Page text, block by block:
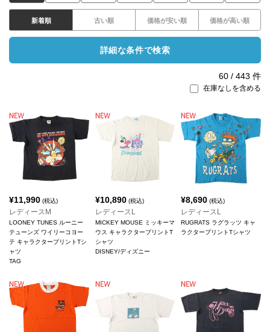
新着順 古い順 価格が安い順 価格が高い順
詳細な条件で検索
60 / 443 件
在庫なしを含める
¥11,990 (税込)
レディースM
LOONEY TUNES ルーニー
テューンズ ワイリーコヨー
テ キャラクタープリントTシ
ャツ
TAG
¥10,890(税込)
レディースL
MICKEY MOUSE ミッキーマ
ウス キャラクタープリントT
シャツ
DISNEY/ディズニー
¥8,690 (税込)
レディースL
RUGRATS ラグラッツ キャ
ラクタープリントTシャツ